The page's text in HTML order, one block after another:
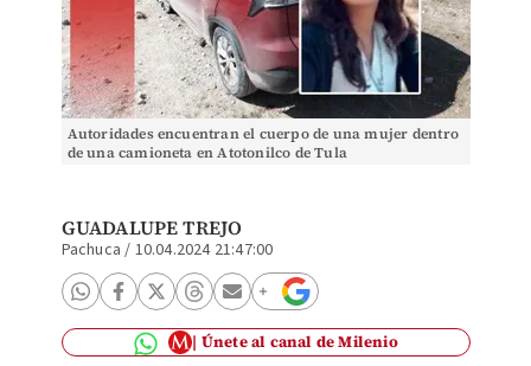
Autoridades encuentran el cuerpo de una mujer dentro
de una camioneta en Atotonilco de Tula
GUADALUPE TREJO
Pachuca / 10.04.2024 21:47:00
Únete al canal de Milenio